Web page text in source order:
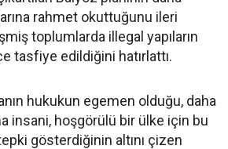
rahmet okuttuğunu ileri
toplumlarda illegal yapıların
tasfiye edildiğini hatırlattı.
hukukun egemen olduğu, daha
insani, hoşgörülü bir ülke için bu
gösterdiğinin altını çizen